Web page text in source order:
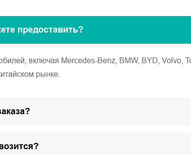
предоставить?
включая Mercedes-Benz, BMW, BYD, Volvo,
рынке.